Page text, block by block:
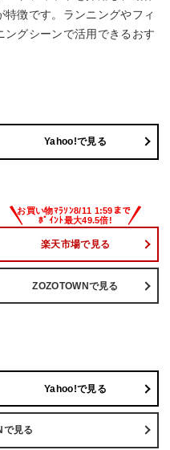
徴です。ランニングやフィ
ングシーンで活用できるおす
Yahoo!で見る
楽天市場で見る
ZOZOTOWNで見る
Yahoo!で見る
で見る